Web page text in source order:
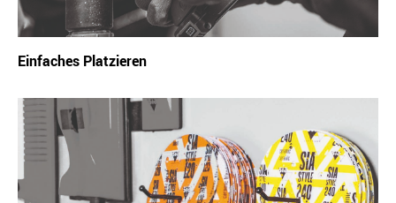
Einfaches Platzieren